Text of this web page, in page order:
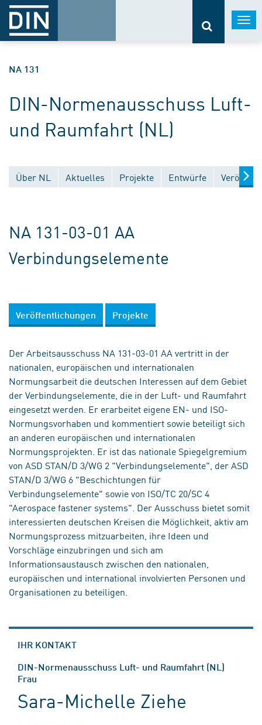
NA 131
DIN-Normenausschuss Luft-
und Raumfahrt (NL)
Über NL Aktuelles Projekte Entwürfe
NA 131-03-01 AA
Verbindungselemente
Veröffentlichungen Projekte
Der Arbeitsausschuss NA 131-03-01 AA vertritt in der
nationalen, europäischen und internationalen
Normungsarbeit die deutschen Interessen auf dem Gebiet
der Verbindungselemente, die in der Luft- und Raumfahrt
eingesetzt werden. Er erarbeitet eigene EN- und ISO-
Normungsvorhaben und kommentiert sowie beteiligt sich
an anderen europäischen und internationalen
Normungsprojekten. Er ist das nationale Spiegelgremium
von ASD STAN/D 3/WG 2 "Verbindungselemente", der ASD
STAN/D 3/WG 6 "Beschichtungen für
Verbindungselemente" sowie von ISO/TC 20/SC 4
"Aerospace fastener systems". Der Ausschuss bietet somit
interessierten deutschen Kreisen die Möglichkeit, aktiv am
Normungsprozess mitzuarbeiten, ihre Ideen und
Vorschläge einzubringen und sich am
Informationsaustausch zwischen den nationalen,
europäischen und international involvierten Personen und
Organisationen zu beteiligen.
IHR KONTAKT
DIN-Normenausschuss Luft- und Raumfahrt (NL)
Frau
Sara-Michelle Ziehe